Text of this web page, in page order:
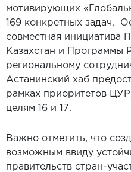
мотивирующих
169 конкретных задач.
совместная инициатива
Казахстан и Программы
региональному
Астанинский хаб
рамках приоритетов
целям 16 и 17.
Важно отметить, что
возможным ввиду
правительств стран-